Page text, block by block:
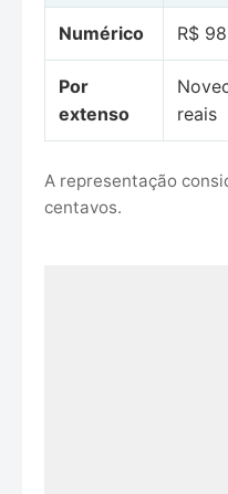
Numérico R$
Por
extenso
reais
A representação
centavos.